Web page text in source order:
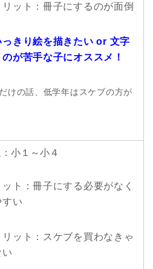
リット：冊子にするのが面倒
きり絵を描きたい or 文字
が苦手な子にオススメ！
だけの話、低学年はスケブの方が
：小１～小４
ット：冊子にする必要がなく
い
リット：スケブを買わなきゃ
い